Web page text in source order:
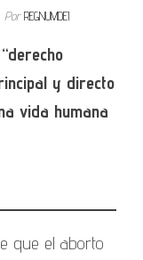
Por REGNUMDEI
y directo
vida humana
que el aborto